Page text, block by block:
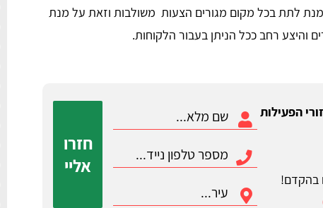
על מנת לתת בכל מקום מגורים הצעות משולבות וזאת על מנת
והיצע רחב ככל הניתן בעבור הלקוחות.
הפעילות
בהקדם!
חזרו
אליי